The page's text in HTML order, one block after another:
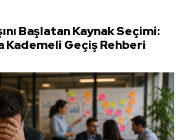
Başlatan Kaynak Seçimi:
Kademeli Geçiş Rehberi